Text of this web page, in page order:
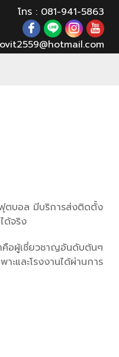
โทร : 081-941-5863
ตบอล มีบริการส่งติดตั้ง
ด้จริง
อผู้เชี่ยวชาญอันดับต้นๆ
ะและโรงงานได้ผ่านการ